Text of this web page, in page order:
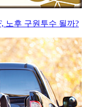
노후 구원투수 될까?